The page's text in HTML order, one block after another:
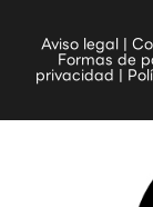
Aviso legal|
Formas de
privacidad |